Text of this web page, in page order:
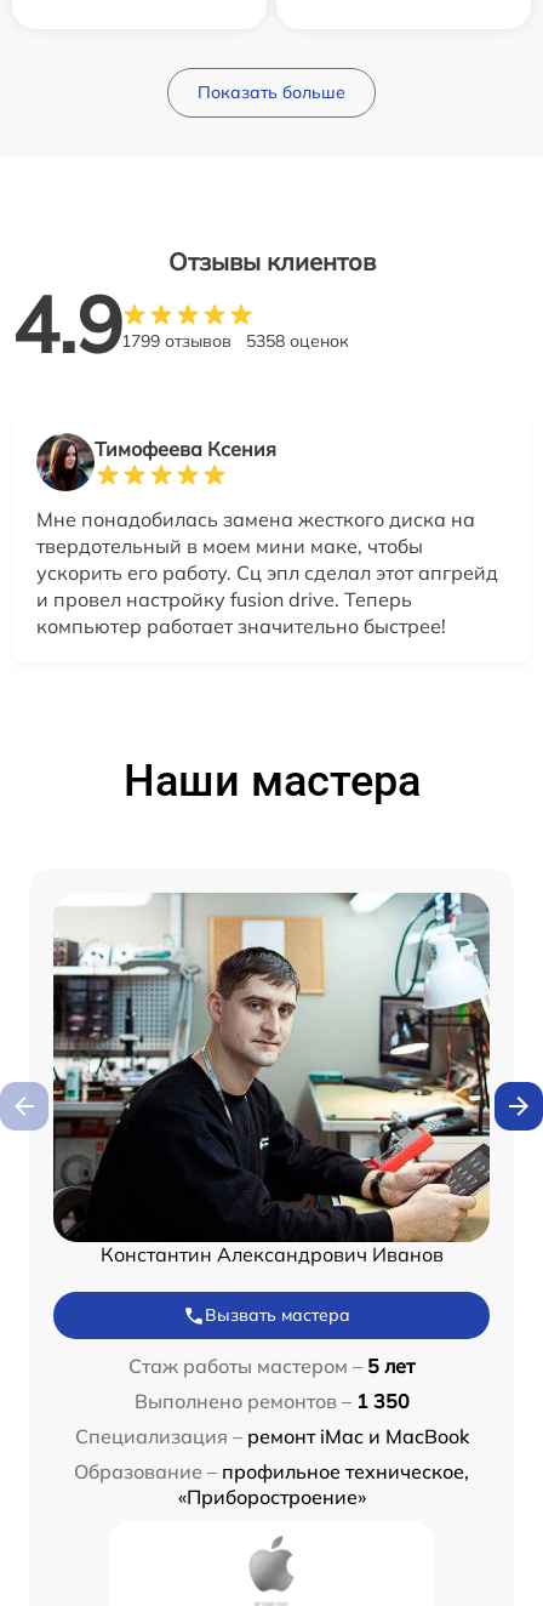
Показать больше
Отзывы клиентов
4.91799 отзывов 5358 оценок
Тимофеева Ксения
Мне понадобилась замена жесткого диска на
твердотельный в моем мини маке, чтобы
ускорить его работу. Сц эпл сделал этот апгрейд
и провел настройку fusion drive. Теперь
компьютер работает значительно быстрее!
Наши мастера
Константин Александрович Иванов
Вызвать мастера
Стаж работы мастером – 5 лет
Выполнено ремонтов – 1 350
Специализация – ремонт iMac и MacBook
Образование – профильное техническое,
«Приборостроение»